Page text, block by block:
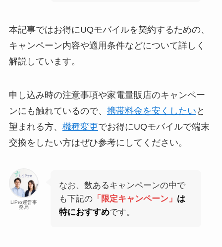
本記事ではお得にUQモバイルを契約するための、
キャンペーン内容や適用条件などについて詳しく
解説しています。
申し込み時の注意事項や家電量販店のキャンペー
ンにも触れているので、 携帯料金を安くしたい と
望まれる方、 機種変更でお得にUQモバイルで端末
交換をしたい方はぜひ参考にしてください。
LiPro運営事
務局
なお、数あるキャンペーンの中で
も下記の「限定キャンペーン」 は
特におすすめです。